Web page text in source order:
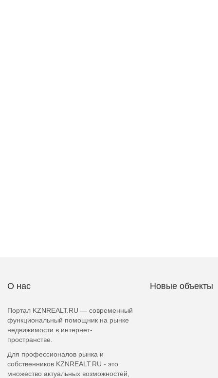
О нас
Портал KZNREALT.RU — современный
функциональный помощник на рынке
недвижимости в интернет-
пространстве.
Для профессионалов рынка и
собственников KZNREALT.RU - это
множество актуальных возможностей,
Новые объекты